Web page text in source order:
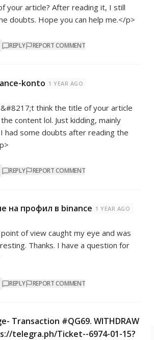
your article? After reading it, I still
doubts. Hope you can help me.</p>
REPLY REPORT COMMENT
konto 1 YEAR AGO
think the title of your article
content lol. Just kidding, mainly
had some doubts after reading the
REPLY REPORT COMMENT
на профил в binance 1 YEAR AGO
of view caught my eye and was
Thanks. I have a question for
REPLY REPORT COMMENT
Transaction #QG69. WITHDRAW
telegra.ph/Ticket--6974-01-15?